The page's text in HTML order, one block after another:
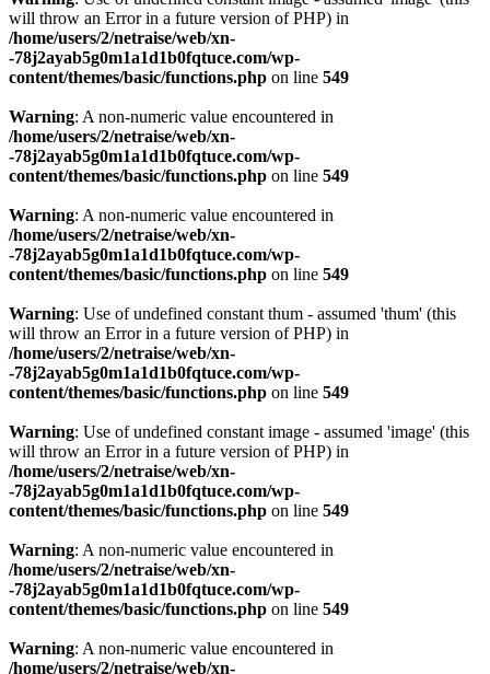
will throw an Error in a future version of PHP) in
/home/users/2/netraise/web/xn-
-78j2ayab5g0m1a1d1b0fqtuce.com/wp-
content/themes/basic/functions.php on line 549
Warning: A non-numeric value encountered in
/home/users/2/netraise/web/xn-
-78j2ayab5g0m1a1d1b0fqtuce.com/wp-
content/themes/basic/functions.php on line 549
Warning: A non-numeric value encountered in
/home/users/2/netraise/web/xn-
-78j2ayab5g0m1a1d1b0fqtuce.com/wp-
content/themes/basic/functions.php on line 549
Warning: Use of undefined constant thum - assumed 'thum' (this
will throw an Error in a future version of PHP) in
/home/users/2/netraise/web/xn-
-78j2ayab5g0m1a1d1b0fqtuce.com/wp-
content/themes/basic/functions.php on line 549
Warning: Use of undefined constant image - assumed 'image' (this
will throw an Error in a future version of PHP) in
/home/users/2/netraise/web/xn-
-78j2ayab5g0m1a1d1b0fqtuce.com/wp-
content/themes/basic/functions.php on line 549
Warning: A non-numeric value encountered in
/home/users/2/netraise/web/xn-
-78j2ayab5g0m1a1d1b0fqtuce.com/wp-
content/themes/basic/functions.php on line 549
Warning: A non-numeric value encountered in
/home/users/2/netraise/web/xn-